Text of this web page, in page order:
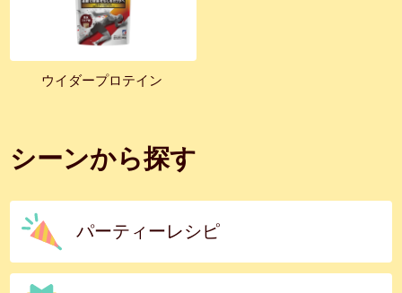
ウイダープロテイン
シーンから探す
パーティーレシピ